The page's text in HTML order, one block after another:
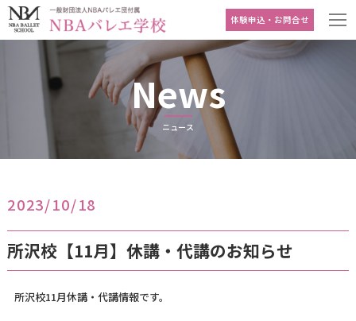
体験申込・お問合せ
News
ニュース
2023/10/18
所沢校【11月】休講・代講のお知らせ
所沢校11月休講・代講情報です。